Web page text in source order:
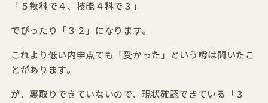
「５教科で４、技能４科で３」
でぴったり「３２」になります。
これより低い内申点でも「受かった」という噂は聞いたこ
とがあります。
が、裏取りできていないので、現状確認できている「３